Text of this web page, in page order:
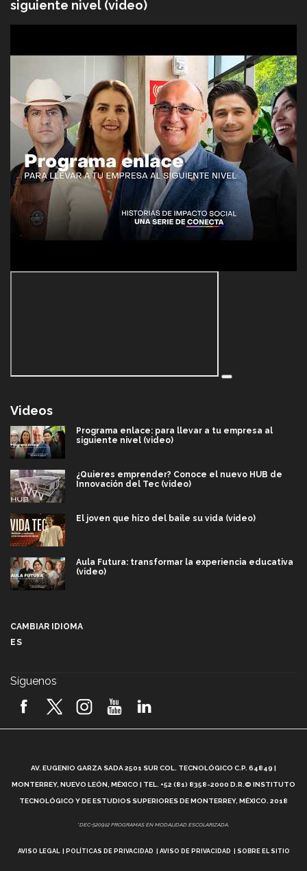
siguiente nivel (video)
Videos
Programa enlace: para llevar a tu empresa al
siguiente nivel (video)
¿Quieres emprender? Conoce el nuevo HUB de
Innovación del Tec (video)
El joven que hizo del baile su vida (video)
Aula Futura: transformar la experiencia educativa
(video)
2026! (video)
¿Cómo es el Modelo Educativo Tec? (video)
Vida Tec: Feminismo e Inteligencia Artificial, Paola
CAMBIAR IDIOMA
ES
Síguenos
AV. EUGENIO GARZA SADA 2501 SUR COL. TECNOLÓGICO C.P. 64849 |
MONTERREY, NUEVO LEÓN, MÉXICO | TEL. +52 (81) 8358-2000 D.R.© INSTITUTO
TECNOLÓGICO Y DE ESTUDIOS SUPERIORES DE MONTERREY, MÉXICO. 2018
*DEC-520912 PROGRAMAS EN MODALIDAD ESCOLARIZADA.
AVISO LEGAL POLÍTICAS DE PRIVACIDAD AVISO DE PRIVACIDAD SOBRE EL SITIO